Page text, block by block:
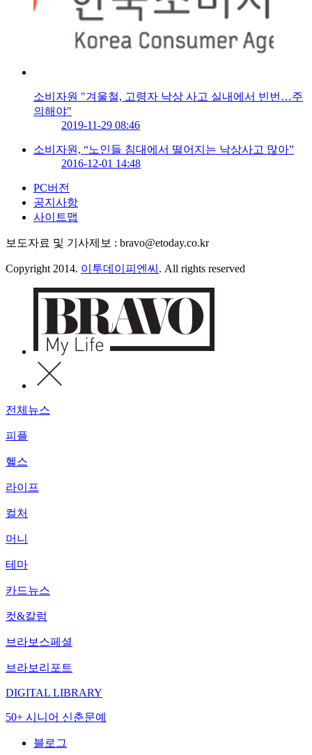
소비자원 "겨울철, 고령자 낙상 사고 실내에서 빈번…주
의해야"
2019-11-29 08:46
소비자원, “노인들 침대에서 떨어지는 낙상사고 많아”
2016-12-01 14:48
PC버전
공지사항
사이트맵
보도자료 및 기사제보 : bravo@etoday.co.kr
Copyright 2014. 이투데이피엔씨 . All rights reserved
전체뉴스
피플
헬스
라이프
컬처
머니
테마
카드뉴스
컷&칼럼
브라보스페셜
브라보리포트
DIGITAL LIBRARY
50+ 시니어 신춘문예
블로그